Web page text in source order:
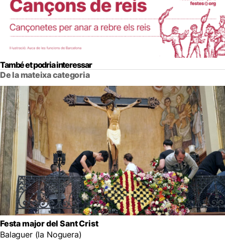
També et podria interessar
De la mateixa categoria
Festa major del Sant Crist
Balaguer (la Noguera)